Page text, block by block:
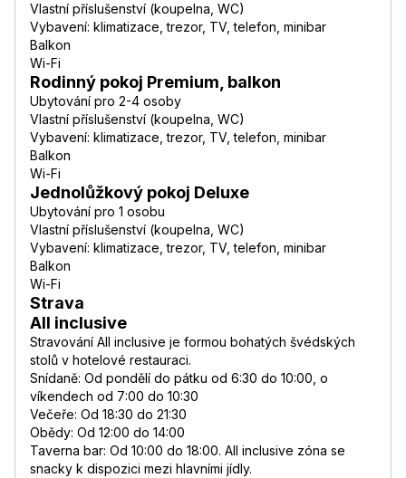
Vlastní příslušenství (koupelna, WC)
Vybavení: klimatizace, trezor, TV, telefon, minibar
Balkon
Wi-Fi
Rodinný pokoj Premium, balkon
Ubytování pro 2-4 osoby
Vlastní příslušenství (koupelna, WC)
Vybavení: klimatizace, trezor, TV, telefon, minibar
Balkon
Wi-Fi
Jednolůžkový pokoj Deluxe
Ubytování pro 1 osobu
Vlastní příslušenství (koupelna, WC)
Vybavení: klimatizace, trezor, TV, telefon, minibar
Balkon
Wi-Fi
Strava
All inclusive
Stravování All inclusive je formou bohatých švédských
stolů v hotelové restauraci.
Snídaně: Od pondělí do pátku od 6:30 do 10:00, o
víkendech od 7:00 do 10:30
Večeře: Od 18:30 do 21:30
Obědy: Od 12:00 do 14:00
Taverna bar: Od 10:00 do 18:00. All inclusive zóna se
snacky k dispozici mezi hlavními jídly.